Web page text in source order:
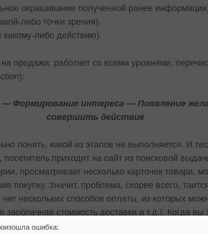
окрашивание полученной ранее
либо точки зрения).
либо действию).
продажи, работает со всеми уровнями,
— Формирование интереса — Появление
совершить действие
понять, какой из этапов не выполняется. И
приходит на сайт из поисковой
просматривает несколько карточек товара,
покупку. Значит, проблема, скорее всего,
нескольких способов оплаты, из которых
заоблачная стоимость доставки и т.д.). Когда
надо работать не с цветовым решением
ошибка: